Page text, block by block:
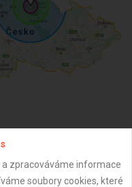
04:00:02
zpracováváme informace
soubory cookies, které